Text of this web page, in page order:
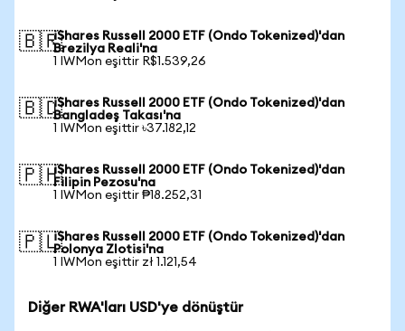
🇧🇷iShares Russell 2000 ETF (Ondo Tokenized)'dan
Brezilya Reali'na
1 IWMon eşittir R$1.539,26
🇧🇩iShares Russell 2000 ETF (Ondo Tokenized)'dan
Bangladeş Takası'na
1 IWMon eşittir ৳37.182,12
🇵🇭iShares Russell 2000 ETF (Ondo Tokenized)'dan
Filipin Pezosu'na
1 IWMon eşittir ₱18.252,31
🇵🇱iShares Russell 2000 ETF (Ondo Tokenized)'dan
Polonya Zlotisi'na
1 IWMon eşittir zł 1.121,54
Diğer RWA'ları USD'ye dönüştür